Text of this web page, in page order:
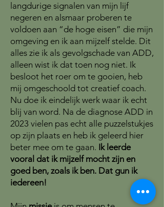
langdurige signalen van mijn lijf
negeren en alsmaar proberen te
voldoen aan “de hoge eisen” die mijn
omgeving en ik aan mijzelf stelde. Dit
alles zie ik als gevolgschade van ADD,
alleen wist ik dat toen nog niet. Ik
besloot het roer om te gooien, heb
mij omgeschoold tot creatief coach.
Nu doe ik eindelijk werk waar ik echt
blij van word. Na de diagnose ADD in
2023 vielen pas echt alle puzzelstukjes
op zijn plaats en heb ik geleerd hier
beter mee om te gaan. Ik leerde
vooral dat ik mijzelf mocht zijn en
goed ben, zoals ik ben. Dat gun ik
iedereen!